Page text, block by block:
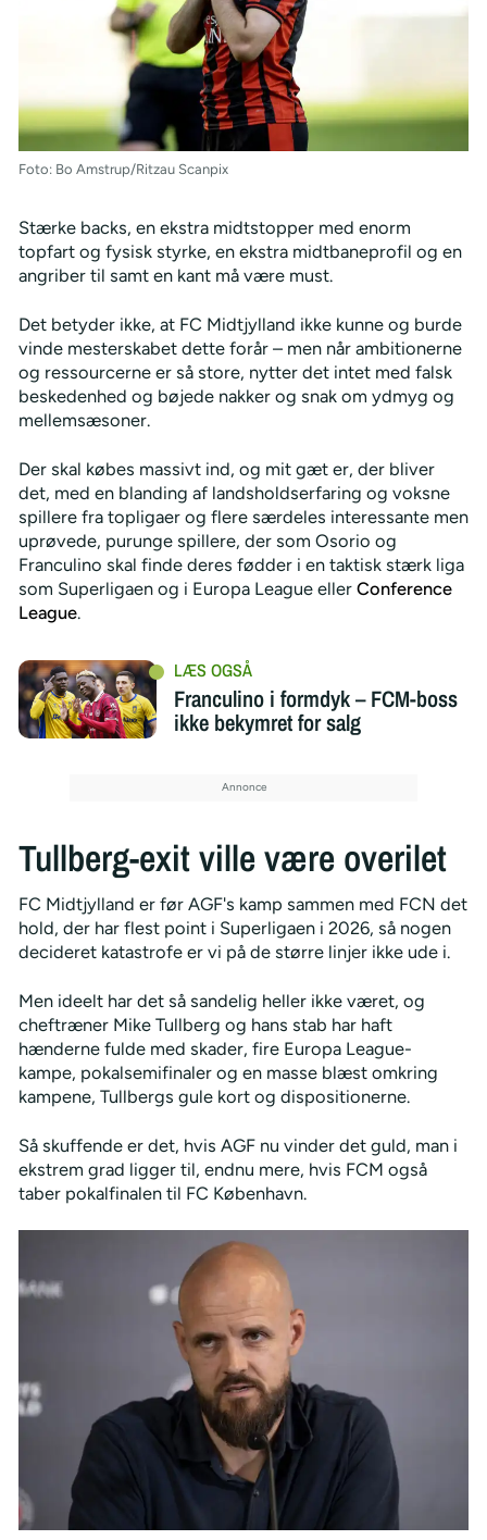
Foto: Bo Amstrup/Ritzau Scanpix
Stærke backs, en ekstra midtstopper med enorm
topfart og fysisk styrke, en ekstra midtbaneprofil og en
angriber til samt en kant må være must.
Det betyder ikke, at FC Midtjylland ikke kunne og burde
vinde mesterskabet dette forår – men når ambitionerne
og ressourcerne er så store, nytter det intet med falsk
beskedenhed og bøjede nakker og snak om ydmyg og
mellemsæsoner.
Der skal købes massivt ind, og mit gæt er, der bliver
det, med en blanding af landsholdserfaring og voksne
spillere fra topligaer og flere særdeles interessante men
uprøvede, purunge spillere, der som Osorio og
Franculino skal finde deres fødder i en taktisk stærk liga
som Superligaen og i Europa League eller Conference
League.
Franculino i formdyk – FCM-boss
ikke bekymret for salg
Tullberg-exit ville være overilet
FC Midtjylland er før AGF's kamp sammen med FCN det
hold, der har flest point i Superligaen i 2026, så nogen
decideret katastrofe er vi på de større linjer ikke ude i.
Men ideelt har det så sandelig heller ikke været, og
cheftræner Mike Tullberg og hans stab har haft
hænderne fulde med skader, fire Europa League-
kampe, pokalsemifinaler og en masse blæst omkring
kampene, Tullbergs gule kort og dispositionerne.
Så skuffende er det, hvis AGF nu vinder det guld, man i
ekstrem grad ligger til, endnu mere, hvis FCM også
taber pokalfinalen til FC København.